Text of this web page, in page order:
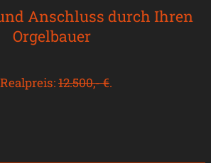
Anschluss durch Ihren
Orgelbauer
12.500,- €.